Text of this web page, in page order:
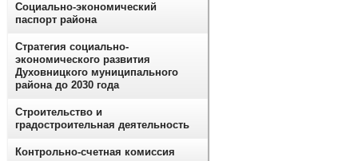
Социально-экономический
паспорт района
Стратегия социально-
экономического развития
Духовницкого муниципального
района до 2030 года
Строительство и
градостроительная деятельность
Контрольно-счетная комиссия